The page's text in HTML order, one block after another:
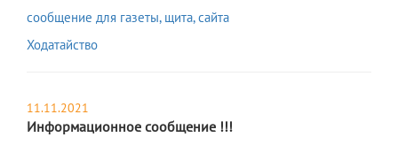
сообщение для газеты, щита, сайта
Ходатайство
11.11.2021
Информационное сообщение !!!